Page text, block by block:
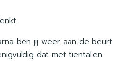
ben jij weer aan de beurt
dat met tientallen